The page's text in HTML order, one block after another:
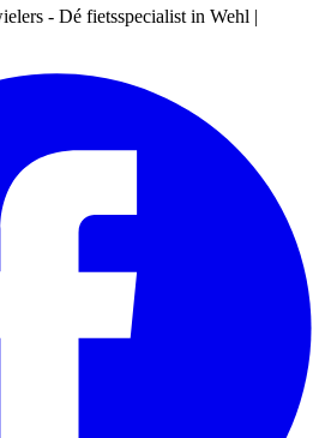
- Dé fietsspecialist in Wehl |